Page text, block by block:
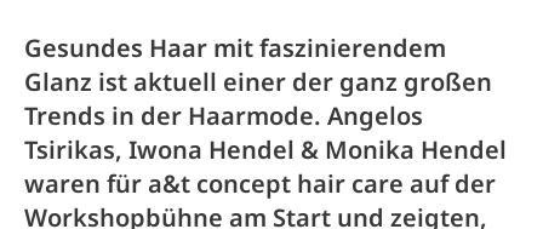
Gesundes Haar mit faszinierendem
Glanz ist aktuell einer der ganz großen
Trends in der Haarmode. Angelos
Tsirikas, Iwona Hendel & Monika Hendel
waren für a&t concept hair care auf der
Workshopbühne am Start und zeigten,